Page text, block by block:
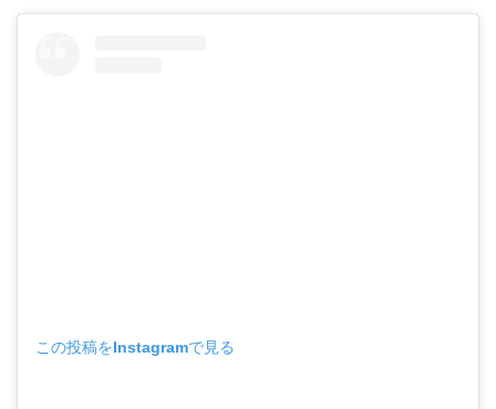
この投稿をInstagramで見る